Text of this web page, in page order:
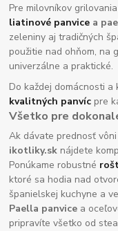
Pre milovníkov
liatinové panvice a
zeleniny aj tradičných
použitie nad ohňom, na
univerzálne a praktické.
Do každej domácnosti
kvalitných panvíc pre
Všetko pre
Ak dávate prednosť
ikotliky.sk nájdete
Ponúkame robustné
ktoré sa hodia nad
španielskej kuchyne a
Paella panvice a
pripravíte všetko od